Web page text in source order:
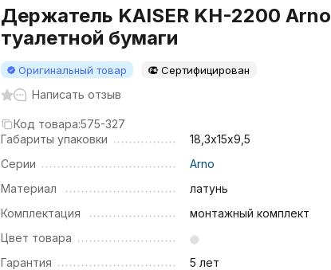
Держатель KAISER KH-2200 Arno
туалетной бумаги
Оригинальный товар Сертифицирован
Написать отзыв
Код товара:575-327
Габариты упаковки
18,3х15х9,5
Серии
Arno
Материал
латунь
Комплектация
монтажный комплект
Цвет товара
Гарантия
5 лет